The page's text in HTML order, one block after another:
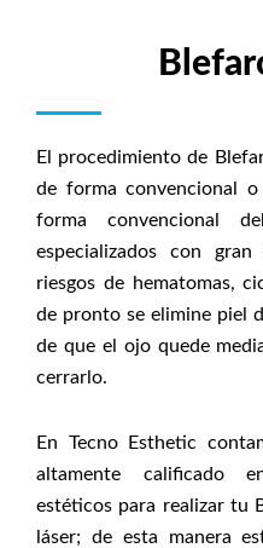
El procedimiento de
de forma convencional
forma convencional
especializados con
riesgos de hematomas,
de pronto se elimine piel
de que el ojo quede
cerrarlo.
En Tecno Esthetic
altamente calificado
estéticos para realizar tu
láser; de esta manera